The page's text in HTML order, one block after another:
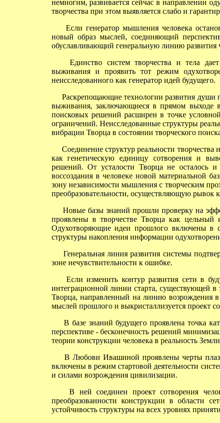
немногим, развивается сейчас в направлении
творчества при этом выявляется слабо и
Если генератор мышления человека
новый образ мыслей, соединяющий
обуславливающий генеральную линию развития
Единство систем творчества и тела дает
выживания и проявить тот режим
неисследованного как генератор идей будущего.
Раскрепощающие технологии развития души
выживания, заключающиеся в прямом выходе
поисковых решений расширен в точке
ограничений. Неисследованные структуры
вибрации Творца в состоянии творческого
Соединение структур реальности
как генетическую единицу сотворения и
решений. От усталости Творца не осталось
воссоздания в человеке новой материальной
зону независимости мышления с творческим
преобразовательности, осуществляющую рывок
Новые базы знаний прошли проверку на
проявлены в творчестве Творца как цельный
Одухотворяющие идеи прошлого включены в
структуры накопления информации
Генеральная линия развития системы
зоне нечувствительности к ошибке.
Если изменить контур развития сети в
интеграционной линии старта, существующей
Творца, направленный на линию возрождения
мыслей прошлого и выкристаллизуется проект
В базе знаний будущего проявлена точка
перспективе - бесконечность решений
теории конструкции человека в реальность
В Любови Ивашиной проявлены черты
включены в режим стартовой деятельности
и силами возрождения цивилизации.
В ней соединен проект сотворения
преобразованности конструкции в области
устойчивость структуры на всех уровнях